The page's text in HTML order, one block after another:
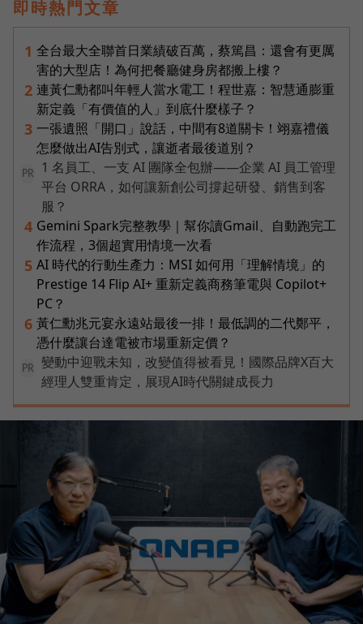
即時熱門文章
1 全台最大全聯首日業績破百萬，蔡篤昌：還會有更厲
害的大型店！為何把餐廳健身房都搬上樓？
2 連黃仁勳都叫年輕人當水電工！程世嘉：智慧通膨重
新定義「有價值的人」到底什麼樣子？
3 一張遺照「開口」說話，中間有8道關卡！翊嘉禮儀
怎麼做出AI告別式，讓逝者最後道別？
PR
1 名員工、一支 AI 團隊全包辦——企業 AI 員工管理
平台 ORRA，如何讓新創公司撐起研發、銷售到客
服？
4 Gemini Spark完整教學｜幫你讀Gmail、自動跑完工
作流程，3個超實用情境一次看
5 AI 時代的行動生產力：MSI 如何用「理解情境」的
Prestige 14 Flip AI+ 重新定義商務筆電與 Copilot+
PC？
6 黃仁勳兆元宴永遠站最後一排！最低調的二代鄭平，
憑什麼讓台達電被市場重新定價？
PR
變動中迎戰未知，改變值得被看見！國際品牌X百大
經理人雙重肯定，展現AI時代關鍵成長力